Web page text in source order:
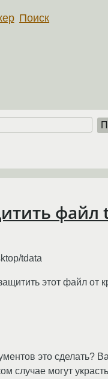
Поиск
файл
tdata
этот файл от
это сделать?
случае могут